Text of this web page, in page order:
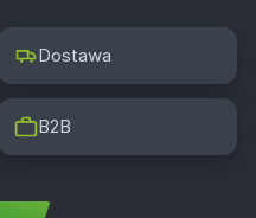
Dostawa
B2B